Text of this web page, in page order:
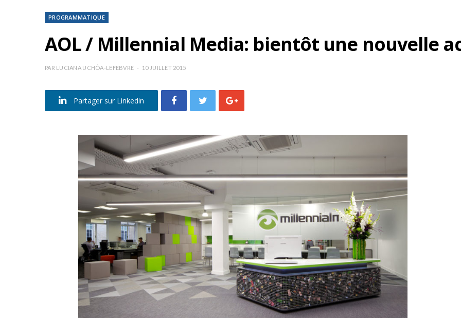
PROGRAMMATIQUE
AOL / Millennial Media: bientôt une nouvelle
PAR LUCIANA UCHÔA-LEFEBVRE 10 JUILLET 2015
Partager sur Linkedin